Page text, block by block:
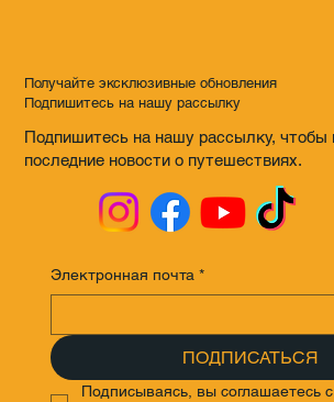
Получайте эксклюзивные обновления
Подпишитесь на нашу рассылку
Подпишитесь на нашу рассылку, чтобы
последние новости о путешествиях.
Электронная почта *
ПОДПИСАТЬСЯ
Подписываясь, вы соглашаетесь